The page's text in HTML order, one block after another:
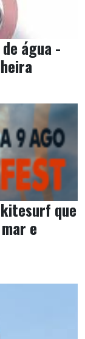
água -
que
e